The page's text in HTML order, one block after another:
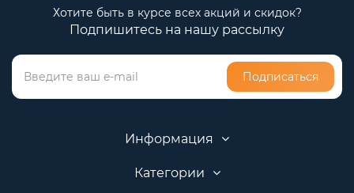
Хотите быть в курсе всех акций и скидок?
Подпишитесь на нашу рассылку
Подписаться
Информация
Категории